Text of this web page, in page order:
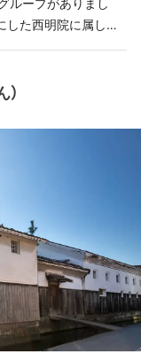
した西明院に属しま